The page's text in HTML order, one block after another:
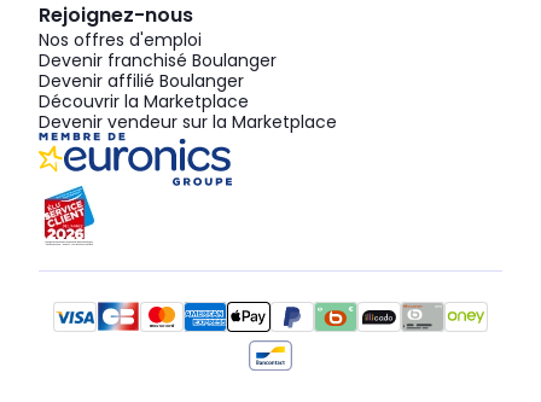
Rejoignez-nous
Nos offres d'emploi
Devenir franchisé Boulanger
Devenir affilié Boulanger
Découvrir la Marketplace
Devenir vendeur sur la Marketplace